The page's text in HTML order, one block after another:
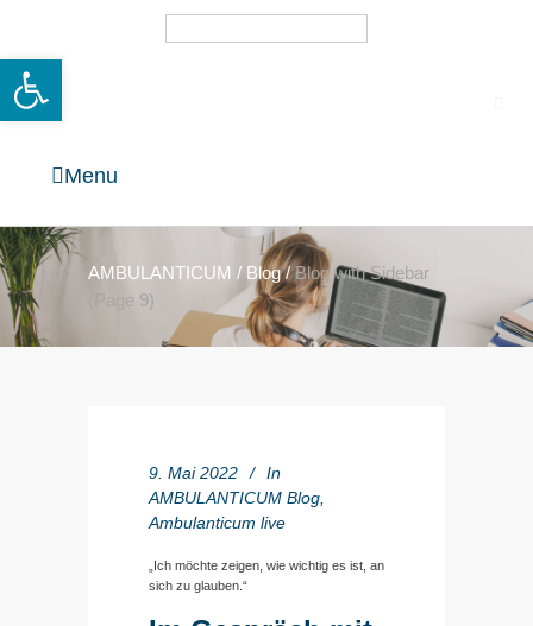
Menu
AMBULANTICUM / Blog/Blog with Sidebar
(Page 9)
9. Mai 2022
In
AMBULANTICUM Blog
Ambulanticum live
„Ich möchte zeigen, wie wichtig es ist, an
sich zu glauben.“
Open toolbar